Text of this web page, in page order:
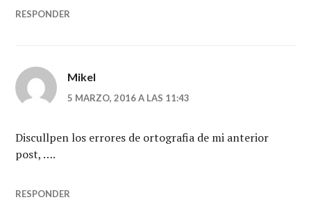
RESPONDER
Mikel
5 MARZO, 2016 A LAS 11:43
Discullpen los errores de ortografia de mi anterior
post, ….
RESPONDER